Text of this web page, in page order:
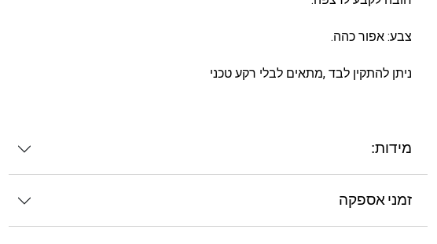
צבע: אפור כהה.
ניתן להתקין לבד ,מתאים לבלי רקע טכני
מידות:
זמני אספקה